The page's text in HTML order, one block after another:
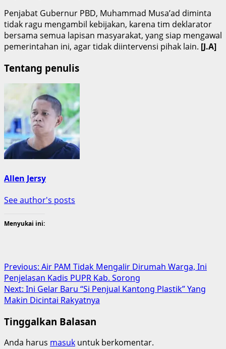
Penjabat Gubernur PBD, Muhammad Musa’ad diminta
tidak ragu mengambil kebijakan, karena tim deklarator
bersama semua lapisan masyarakat, yang siap mengawal
pemerintahan ini, agar tidak diintervensi pihak lain. [J.A]
Tentang penulis
Allen Jersy
See author's posts
Menyukai ini:
Post
navigation
Previous: Air PAM Tidak Mengalir Dirumah Warga, Ini
Penjelasan Kadis PUPR Kab. Sorong
Next: Ini Gelar Baru “Si Penjual Kantong Plastik” Yang
Makin Dicintai Rakyatnya
Tinggalkan Balasan
Anda harus masuk untuk berkomentar.